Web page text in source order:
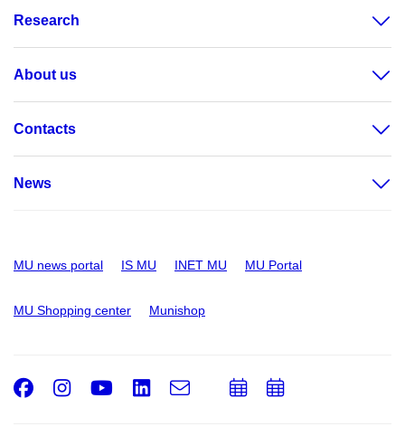
Research
About us
Contacts
News
MU news portal IS MU INET MU MU Portal
MU Shopping center Munishop
Facebook
Instagram
Youtube
LinkedIn
e-
AddAdd